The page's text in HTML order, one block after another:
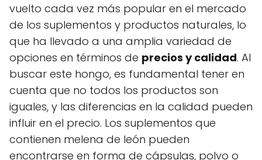
vuelto cada vez más popular en el mercado
de los suplementos y productos naturales, lo
que ha llevado a una amplia variedad de
opciones en términos de precios y calidad. Al
buscar este hongo, es fundamental tener en
cuenta que no todos los productos son
iguales, y las diferencias en la calidad pueden
influir en el precio. Los suplementos que
contienen melena de león pueden
encontrarse en forma de cápsulas, polvo o